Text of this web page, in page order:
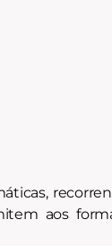
aos